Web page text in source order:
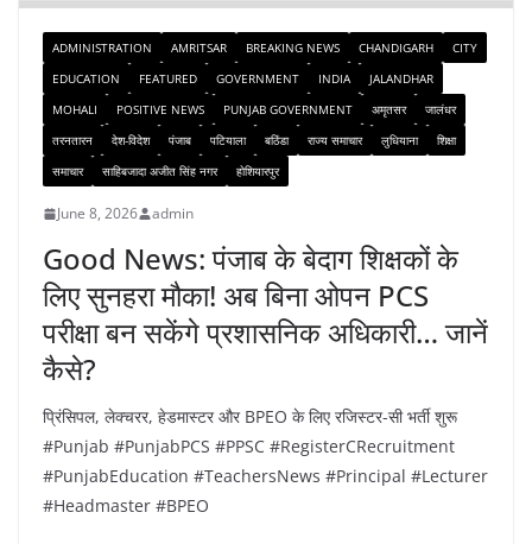
ADMINISTRATION AMRITSAR BREAKING NEWS CHANDIGARH
CITY
EDUCATION
FEATURED GOVERNMENT INDIA
JALANDHAR
MOHALI
POSITIVE NEWS PUNJAB GOVERNMENT अमृतसर
जालंधर
तरनतारन
देश-विदेश पंजाब पटियाला बठिंडा राज्य समाचार लुधियाना
शिक्षा
समाचार
साहिबजादा अजीत सिंह नगर होशियारपुर
June 8, 2026 admin
Good News: पंजाब के बेदाग शिक्षकों के
लिए सुनहरा मौका! अब बिना ओपन PCS
परीक्षा बन सकेंगे प्रशासनिक अधिकारी… जानें
कैसे?
प्रिंसिपल, लेक्चरर, हेडमास्टर और BPEO के लिए रजिस्टर-सी भर्ती शुरू
#Punjab #PunjabPCS #PPSC #RegisterCRecruitment
#PunjabEducation #TeachersNews #Principal #Lecturer
#Headmaster #BPEO